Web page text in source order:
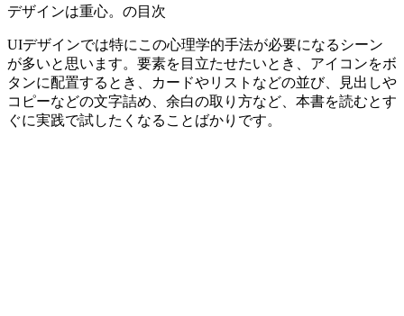
デザインは重心。の目次
UIデザインでは特にこの心理学的手法が必要になるシーン
が多いと思います。要素を目立たせたいとき、アイコンをボ
タンに配置するとき、カードやリストなどの並び、見出しや
コピーなどの文字詰め、余白の取り方など、本書を読むとす
ぐに実践で試したくなることばかりです。